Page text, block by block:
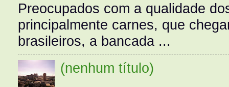
Preocupados com a qualidade
principalmente carnes, que
brasileiros, a bancada ...
(nenhum título)